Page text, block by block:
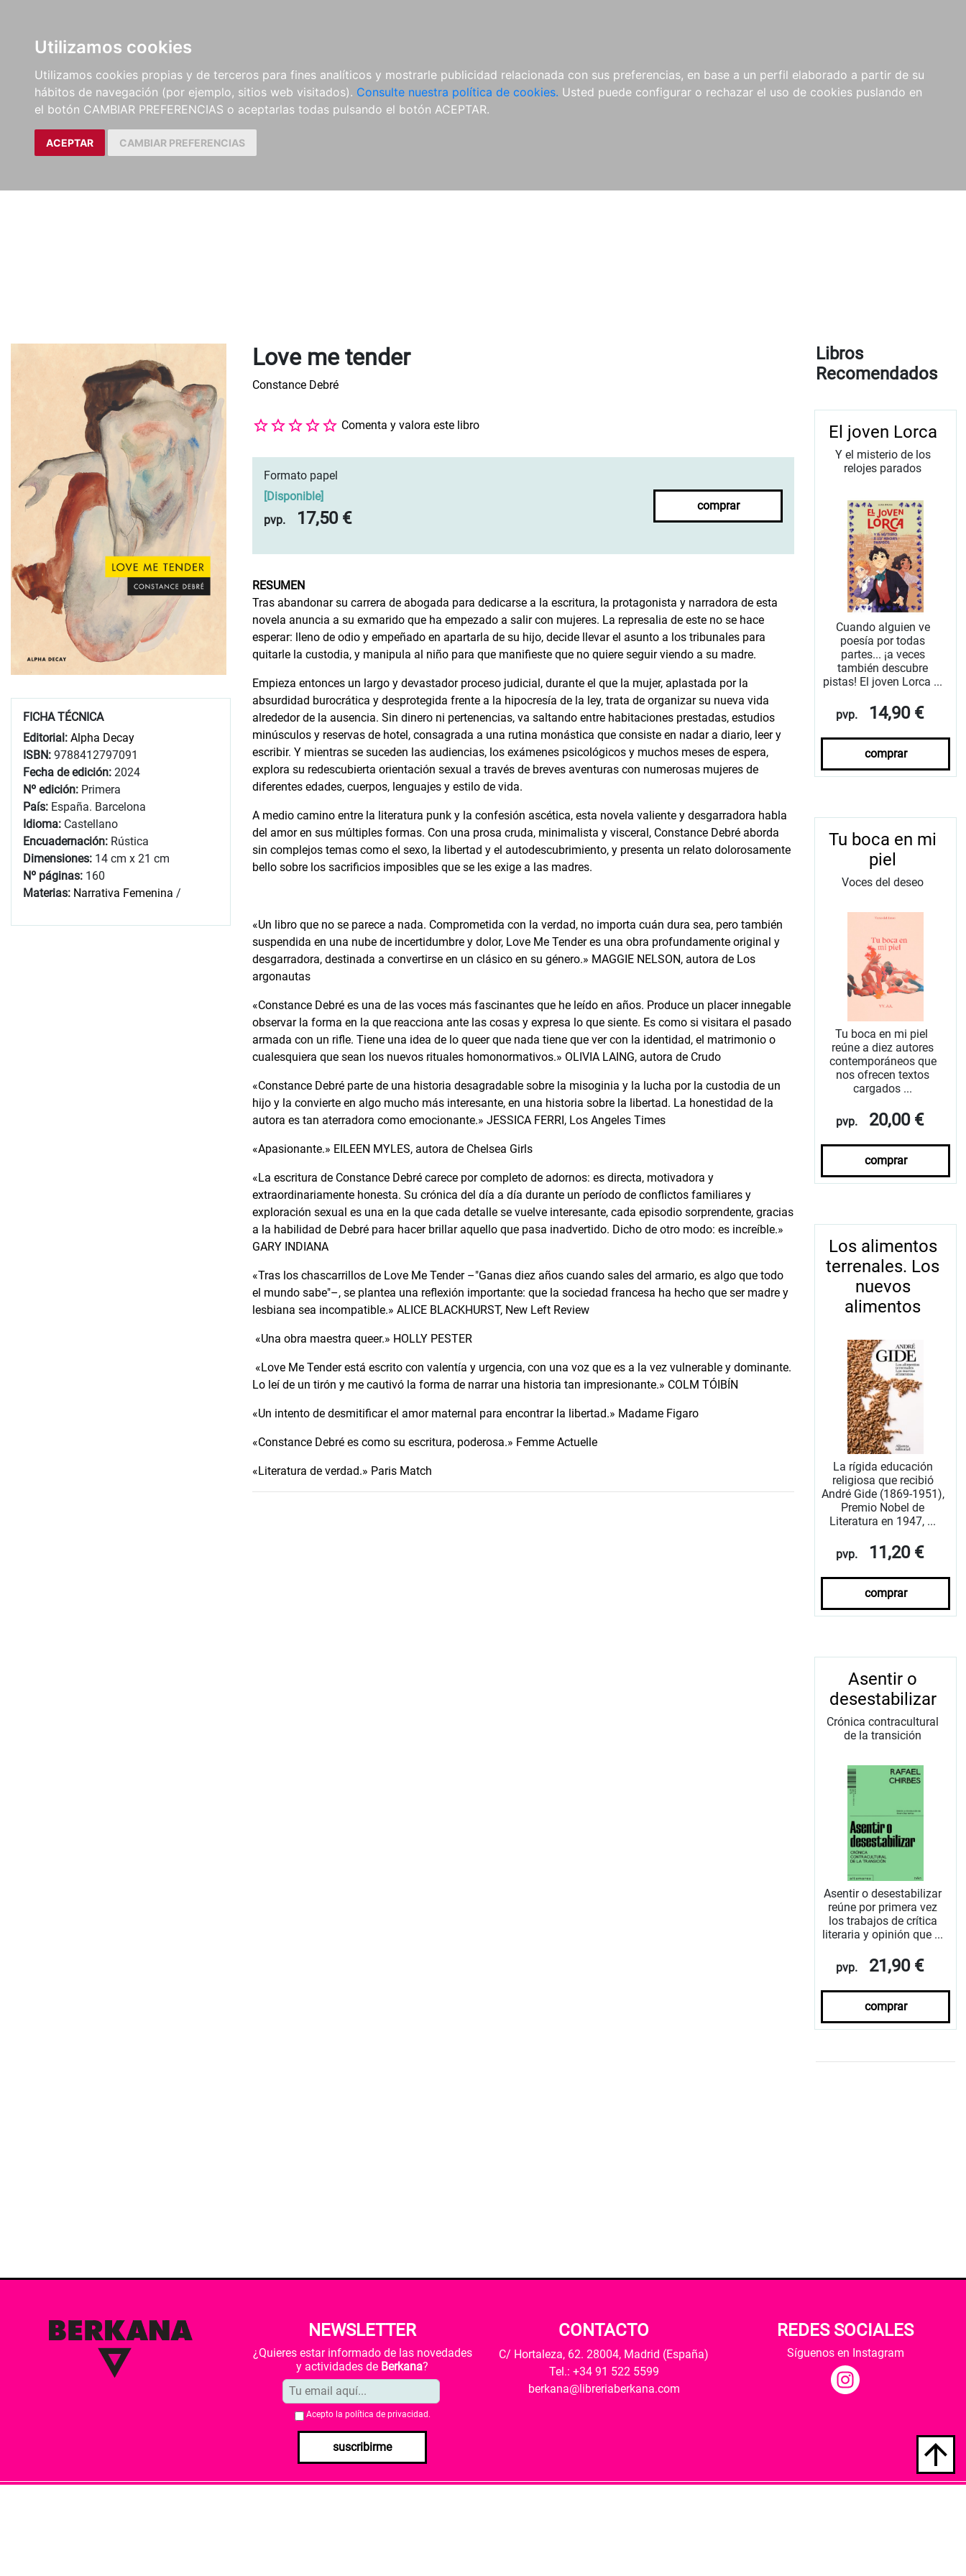
Utilizamos cookies
Utilizamos cookies propias y de terceros para fines analíticos y mostrarle publicidad relacionada con sus preferencias, en base a un perfil elaborado a partir de su
hábitos de navegación (por ejemplo, sitios web visitados). Consulte nuestra política de cookies. Usted puede configurar o rechazar el uso de cookies puslando en
el botón CAMBIAR PREFERENCIAS o aceptarlas todas pulsando el botón ACEPTAR.
ACEPTAR CAMBIAR PREFERENCIAS
FICHA TÉCNICA
Editorial: Alpha Decay
ISBN: 9788412797091
Fecha de edición: 2024
Nº edición: Primera
País: España. Barcelona
Idioma: Castellano
Encuadernación: Rústica
Dimensiones: 14 cm x 21 cm
Nº páginas: 160
Materias: Narrativa Femenina /
Love me tender
Constance Debré
Comenta y valora este libro
Formato papel
Disponible]
pvp.
17,50 €
comprar
RESUMEN
Tras abandonar su carrera de abogada para dedicarse a la escritura, la protagonista y narradora de esta
novela anuncia a su exmarido que ha empezado a salir con mujeres. La represalia de este no se hace
esperar: lleno de odio y empeñado en apartarla de su hijo, decide llevar el asunto a los tribunales para
quitarle la custodia, y manipula al niño para que manifieste que no quiere seguir viendo a su madre.
Empieza entonces un largo y devastador proceso judicial, durante el que la mujer, aplastada por la
absurdidad burocrática y desprotegida frente a la hipocresía de la ley, trata de organizar su nueva vida
alrededor de la ausencia. Sin dinero ni pertenencias, va saltando entre habitaciones prestadas, estudios
minúsculos y reservas de hotel, consagrada a una rutina monástica que consiste en nadar a diario, leer y
escribir. Y mientras se suceden las audiencias, los exámenes psicológicos y muchos meses de espera,
explora su redescubierta orientación sexual a través de breves aventuras con numerosas mujeres de
diferentes edades, cuerpos, lenguajes y estilo de vida.
A medio camino entre la literatura punk y la confesión ascética, esta novela valiente y desgarradora habla
del amor en sus múltiples formas. Con una prosa cruda, minimalista y visceral, Constance Debré aborda
sin complejos temas como el sexo, la libertad y el autodescubrimiento, y presenta un relato dolorosamente
bello sobre los sacrificios imposibles que se les exige a las madres.
«Un libro que no se parece a nada. Comprometida con la verdad, no importa cuán dura sea, pero también
suspendida en una nube de incertidumbre y dolor, Love Me Tender es una obra profundamente original y
desgarradora, destinada a convertirse en un clásico en su género.» MAGGIE NELSON, autora de Los
argonautas
«Constance Debré es una de las voces más fascinantes que he leído en años. Produce un placer innegable
observar la forma en la que reacciona ante las cosas y expresa lo que siente. Es como si visitara el pasado
armada con un rifle. Tiene una idea de lo queer que nada tiene que ver con la identidad, el matrimonio o
cualesquiera que sean los nuevos rituales homonormativos.» OLIVIA LAING, autora de Crudo
«Constance Debré parte de una historia desagradable sobre la misoginia y la lucha por la custodia de un
hijo y la convierte en algo mucho más interesante, en una historia sobre la libertad. La honestidad de la
autora es tan aterradora como emocionante.» JESSICA FERRI, Los Angeles Times
«Apasionante.» EILEEN MYLES, autora de Chelsea Girls
«La escritura de Constance Debré carece por completo de adornos: es directa, motivadora y
extraordinariamente honesta. Su crónica del día a día durante un período de conflictos familiares y
exploración sexual es una en la que cada detalle se vuelve interesante, cada episodio sorprendente, gracias
a la habilidad de Debré para hacer brillar aquello que pasa inadvertido. Dicho de otro modo: es increíble.»
GARY INDIANA
«Tras los chascarrillos de Love Me Tender –"Ganas diez años cuando sales del armario, es algo que todo
el mundo sabe"–, se plantea una reflexión importante: que la sociedad francesa ha hecho que ser madre y
lesbiana sea incompatible.» ALICE BLACKHURST, New Left Review
«Una obra maestra queer.» HOLLY PESTER
«Love Me Tender está escrito con valentía y urgencia, con una voz que es a la vez vulnerable y dominante.
Lo leí de un tirón y me cautivó la forma de narrar una historia tan impresionante.» COLM TÓIBÍN
«Un intento de desmitificar el amor maternal para encontrar la libertad.» Madame Figaro
«Constance Debré es como su escritura, poderosa.» Femme Actuelle
«Literatura de verdad.» Paris Match
Libros
Recomendados
El joven Lorca
Y el misterio de los
relojes parados
Cuando alguien ve
poesía por todas
partes... ¡a veces
también descubre
pistas! El joven Lorca ...
pvp. 14,90 €
comprar
Tu boca en mi
piel
Voces del deseo
Tu boca en mi piel
reúne a diez autores
contemporáneos que
nos ofrecen textos
cargados ...
pvp. 20,00 €
comprar
Los alimentos
terrenales. Los
nuevos
alimentos
La rígida educación
religiosa que recibió
André Gide (1869-1951),
Premio Nobel de
Literatura en 1947, ...
pvp. 11,20 €
comprar
Asentir o
desestabilizar
Crónica contracultural
de la transición
Asentir o desestabilizar
reúne por primera vez
los trabajos de crítica
literaria y opinión que ...
pvp. 21,90 €
comprar
NEWSLETTER
¿Quieres estar informado de las novedades
y actividades de Berkana?
Acepto la política de privacidad .
suscribirme
CONTACTO
C/ Hortaleza, 62. 28004, Madrid (España)
Tel.: +34 91 522 5599
berkana@libreriaberkana.com
REDES SOCIALES
Síguenos en Instagram